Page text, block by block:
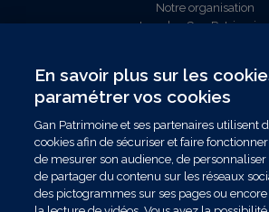
Notre organisation
Les plus Gan Patrimoine
Trouver un conseiller
Les données collectées par Gan Patrimoine,
demande dans le cadre de nos relations
En savoir plus sur les
paramétrer vos cookies
Gan Patrimoine et ses partenaires utilisent
cookies afin de sécuriser et faire
de mesurer son audience, de personnaliser
de partager du contenu sur les réseaux
des pictogrammes sur ses pages ou